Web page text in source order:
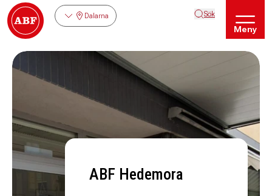
Dalarna Sök
Meny
ABF Hedemora